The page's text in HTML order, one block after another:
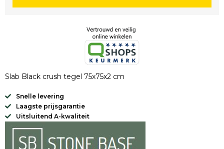
Slab Black crush tegel 75x75x2 cm
Snelle levering
Laagste prijsgarantie
Uitsluitend A-kwaliteit